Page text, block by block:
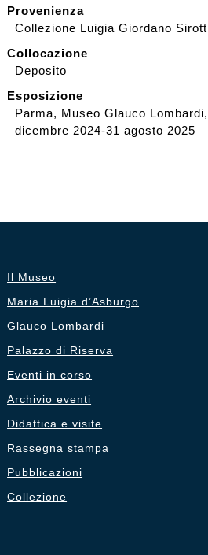
Provenienza
Collezione Luigia Giordano
Collocazione
Deposito
Esposizione
Parma, Museo Glauco
dicembre 2024-31 agosto 2025
Il Museo
Maria Luigia d’Asburgo
Glauco Lombardi
Palazzo di Riserva
Eventi in corso
Archivio eventi
Didattica e visite
Rassegna stampa
Pubblicazioni
Collezione